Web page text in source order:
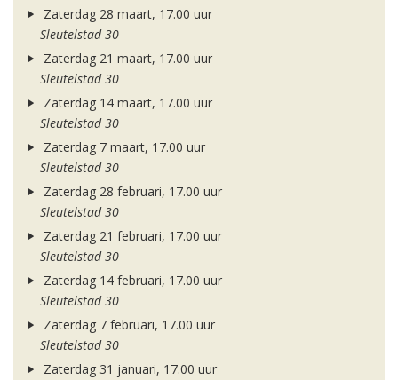
Zaterdag 28 maart, 17.00 uur
Sleutelstad 30
Zaterdag 21 maart, 17.00 uur
Sleutelstad 30
Zaterdag 14 maart, 17.00 uur
Sleutelstad 30
Zaterdag 7 maart, 17.00 uur
Sleutelstad 30
Zaterdag 28 februari, 17.00 uur
Sleutelstad 30
Zaterdag 21 februari, 17.00 uur
Sleutelstad 30
Zaterdag 14 februari, 17.00 uur
Sleutelstad 30
Zaterdag 7 februari, 17.00 uur
Sleutelstad 30
Zaterdag 31 januari, 17.00 uur